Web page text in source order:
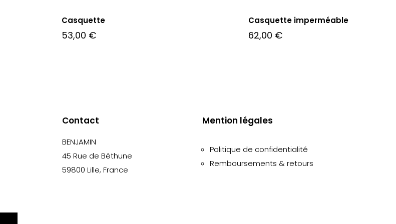
Casquette
53,00 €
Casquette imperméable
62,00 €
Contact
BENJAMIN
45 Rue de Béthune
59800 Lille, France
Mention légales
Politique de confidentialité
Remboursements & retours